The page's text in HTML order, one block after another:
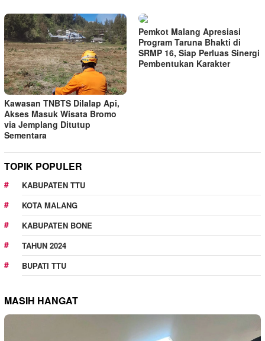
Kawasan TNBTS Dilalap Api,
Akses Masuk Wisata Bromo
via Jemplang Ditutup
Sementara
Pemkot Malang Apresiasi
Program Taruna Bhakti di
SRMP 16, Siap Perluas Sinergi
Pembentukan Karakter
TOPIK POPULER
KABUPATEN TTU
KOTA MALANG
KABUPATEN BONE
TAHUN 2024
BUPATI TTU
MASIH HANGAT